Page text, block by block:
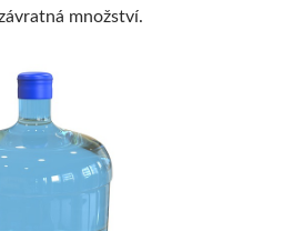
množství.